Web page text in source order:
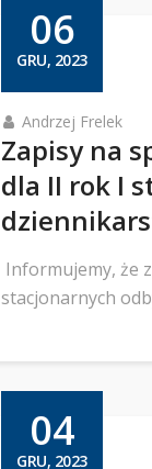
06
GRU, 2023
Andrzej Frelek
Zapisy na
dla II rok I
Informujemy, że
stacjonarnych
04
GRU, 2023